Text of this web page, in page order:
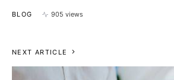
BLOG 905 views
NEXT ARTICLE